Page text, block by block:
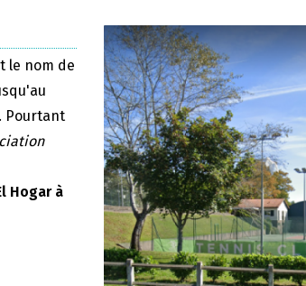
le nom de
Pourtant
Hogar à